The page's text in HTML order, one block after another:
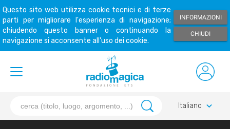
Questo sito web utilizza cookie tecnici e di terze
parti per migliorare l'esperienza di navigazione;
chiudendo questo banner o continuando la
navigazione si acconsente all'uso dei cookie.
INFORMAZIONI
CHIUDI
Italiano keyboard_arrow_down